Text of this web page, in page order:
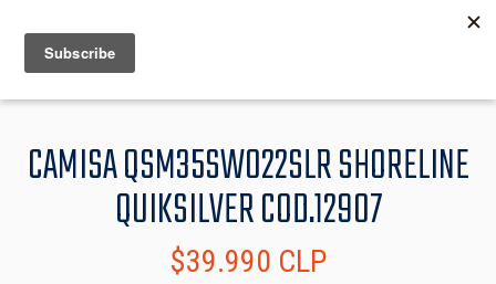
MENU
CAMISA QSM35SW022SLR SHORELINE
QUIKSILVER COD.12907
$39.990 CLP